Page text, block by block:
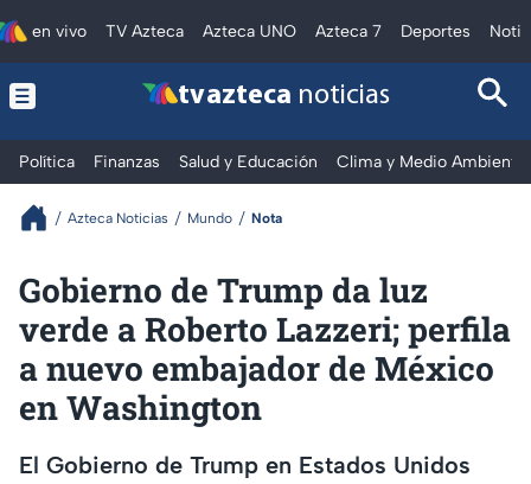
en vivo TV Azteca Azteca UNO Azteca 7 Deportes
tv azteca noticias
Política Finanzas Salud y Educación Clima y Medio Ambiente
Azteca Noticias Mundo Nota
Gobierno de Trump da luz
verde a Roberto Lazzeri; perfila
a nuevo embajador de México
en Washington
El Gobierno de Trump en Estados Unidos